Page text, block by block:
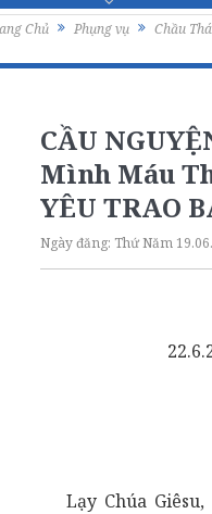
Chủ Phụng vụ Chầu
CẦU
Mình Máu
YÊU TRAO
Ngày đăng: Thứ Năm
Lạy Chúa